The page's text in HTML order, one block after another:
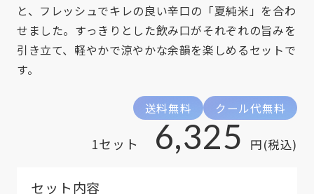
と、フレッシュでキレの良い辛口の「夏純米」を合わ
せました。すっきりとした飲み口がそれぞれの旨みを
引き立て、軽やかで涼やかな余韻を楽しめるセットで
す。
送料無料 クール代無料
1セット 6,325 円(税込)
セット内容